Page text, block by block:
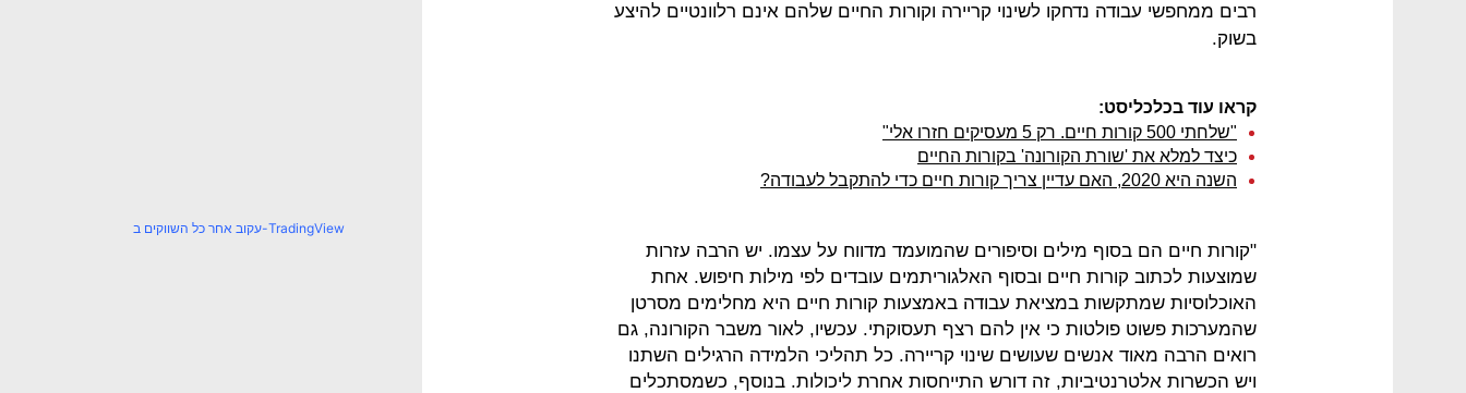
רבים ממחפשי עבודה נדחקו לשינוי קריירה וקורות החיים שלהם אינם רלוונטיים להיצע
בשוק.
קראו עוד בכלכליסט:
"שלחתי 500 קורות חיים. רק 5 מעסיקים חזרו אלי"
כיצד למלא את 'שורת הקורונה' בקורות החיים
השנה היא 2020, האם עדיין צריך קורות חיים כדי להתקבל לעבודה?
"קורות חיים הם בסוף מילים וסיפורים שהמועמד מדווח על עצמו. יש הרבה עזרות
שמוצעות לכתוב קורות חיים ובסוף האלגוריתמים עובדים לפי מילות חיפוש. אחת
האוכלוסיות שמתקשות במציאת עבודה באמצעות קורות חיים היא מחלימים מסרטן
שהמערכות פשוט פולטות כי אין להם רצף תעסוקתי. עכשיו, לאור משבר הקורונה, גם
רואים הרבה מאוד אנשים שעושים שינוי קריירה. כל תהליכי הלמידה הרגילים השתנו
ויש הכשרות אלטרנטיביות, זה דורש התייחסות אחרת ליכולות. בנוסף, כשמסתכלים
עקוב אחר כל השווקים ב-TradingView